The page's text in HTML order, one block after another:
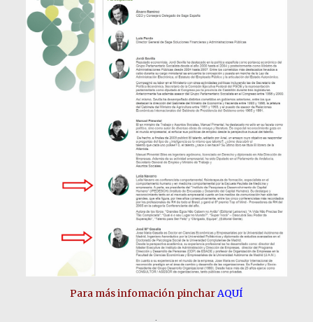
Para más infomación pincharAQUÍ
.